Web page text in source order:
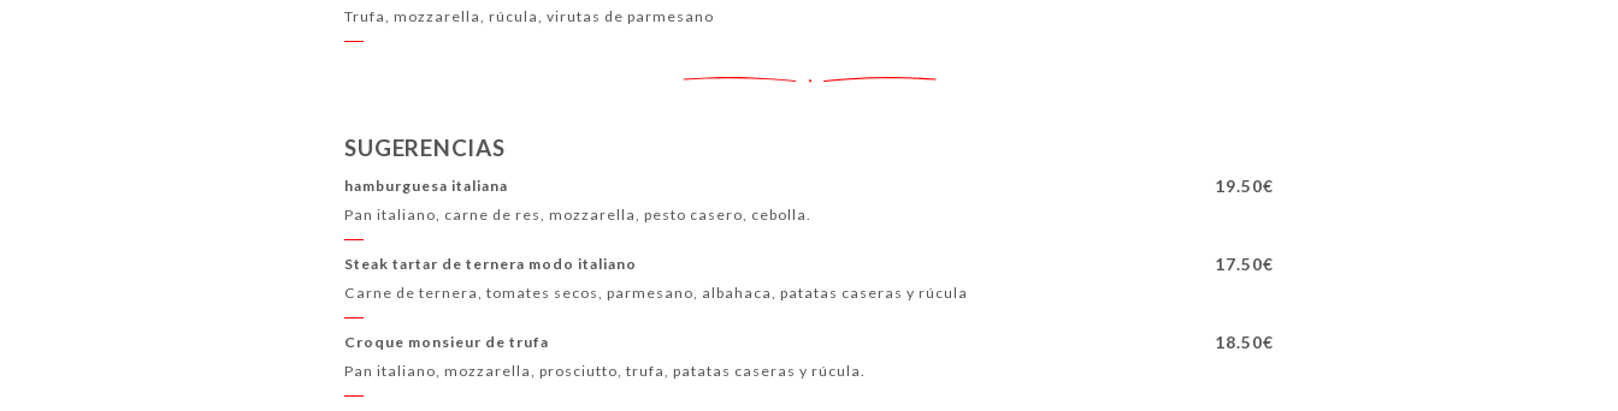
Trufa, mozzarella, rúcula, virutas de parmesano
SUGERENCIAS
hamburguesa italiana 19.50€
Pan italiano, carne de res, mozzarella, pesto casero, cebolla.
Steak tartar de ternera modo italiano 17.50€
Carne de ternera, tomates secos, parmesano, albahaca, patatas caseras y rúcula
Croque monsieur de trufa 18.50€
Pan italiano, mozzarella, prosciutto, trufa, patatas caseras y rúcula.